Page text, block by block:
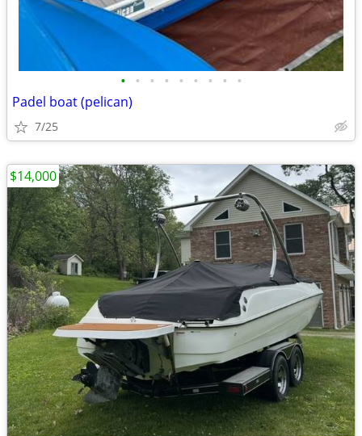
• • • • • • • • •
Padel boat (pelican)
7/25
$14,000